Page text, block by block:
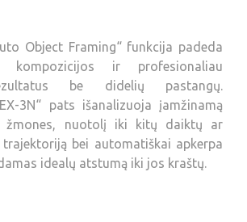
Object Framing“ funkcija padeda
kompozicijos ir profesionaliau
be didelių pastangų.
3N“ pats išanalizuoja įamžinamą
žmones, nuotolį iki kitų daiktų ar
bei automatiškai apkerpa
idealų atstumą iki jos kraštų.